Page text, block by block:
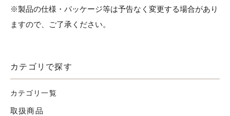
※製品の仕様・パッケージ等は予告なく変更する場合があり
ますので、ご了承ください。
カテゴリで探す
カテゴリ一覧
取扱商品